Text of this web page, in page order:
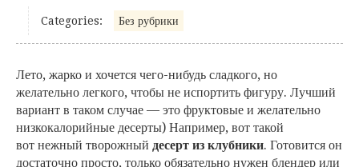
Categories: Без рубрики
Лето, жарко и хочется чего-нибудь сладкого, но
желательно легкого, чтобы не испортить фигуру. Лучший
вариант в таком случае — это фруктовые и желательно
низкокалорийные десерты) Например, вот такой
вот нежный творожный десерт из клубники. Готовится он
достаточно просто, только обязательно нужен блендер или